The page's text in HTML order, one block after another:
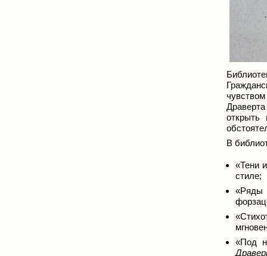
открыть
В
«Тени
стиле;
«Ряды
«Под